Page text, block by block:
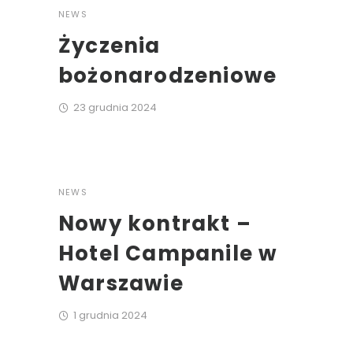
NEWS
Życzenia
bożonarodzeniowe
23 grudnia 2024
NEWS
Nowy kontrakt –
Hotel Campanile w
Warszawie
1 grudnia 2024